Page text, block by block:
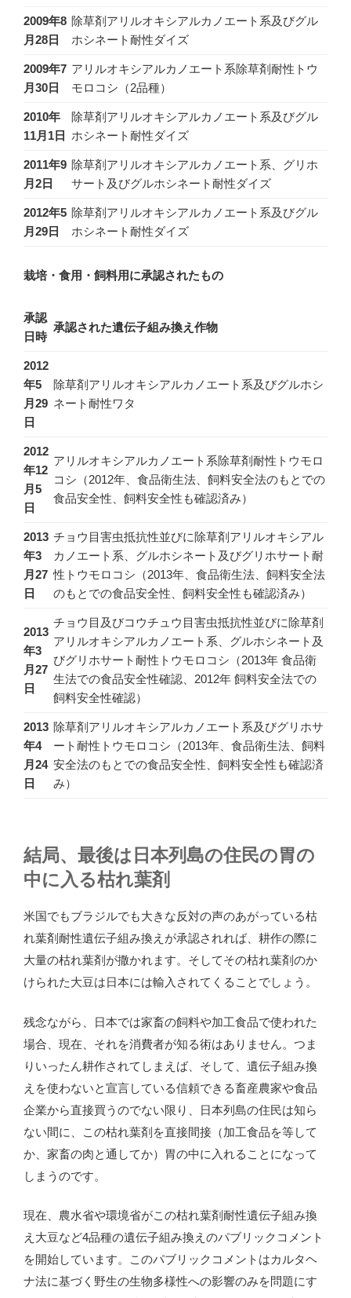
2009年8
月28日
除草剤アリルオキシアルカノエート系及びグル
ホシネート耐性ダイズ
2009年7
月30日
アリルオキシアルカノエート系除草剤耐性トウ
モロコシ（2品種）
2010年
11月1日
除草剤アリルオキシアルカノエート系及びグル
ホシネート耐性ダイズ
2011年9
月2日
除草剤アリルオキシアルカノエート系、グリホ
サート及びグルホシネート耐性ダイズ
2012年5
月29日
除草剤アリルオキシアルカノエート系及びグル
ホシネート耐性ダイズ
栽培・食用・飼料用に承認されたもの
承認
日時
承認された遺伝子組み換え作物
2012
年5
月29
日
除草剤アリルオキシアルカノエート系及びグルホシ
ネート耐性ワタ
2012
年12
月5
日
アリルオキシアルカノエート系除草剤耐性トウモロ
コシ（2012年、食品衛生法、飼料安全法のもとでの
食品安全性、飼料安全性も確認済み）
2013
年3
月27
日
チョウ目害虫抵抗性並びに除草剤アリルオキシアル
カノエート系、グルホシネート及びグリホサート耐
性トウモロコシ（2013年、食品衛生法、飼料安全法
のもとでの食品安全性、飼料安全性も確認済み）
2013
年3
月27
日
チョウ目及びコウチュウ目害虫抵抗性並びに除草剤
アリルオキシアルカノエート系、グルホシネート及
びグリホサート耐性トウモロコシ（2013年 食品衛
生法での食品安全性確認、2012年 飼料安全法での
飼料安全性確認）
2013
年4
月24
日
除草剤アリルオキシアルカノエート系及びグリホサ
ート耐性トウモロコシ（2013年、食品衛生法、飼料
安全法のもとでの食品安全性、飼料安全性も確認済
み）
結局、最後は日本列島の住民の胃の
中に入る枯れ葉剤
米国でもブラジルでも大きな反対の声のあがっている枯
れ葉剤耐性遺伝子組み換えが承認されれば、耕作の際に
大量の枯れ葉剤が撒かれます。そしてその枯れ葉剤のか
けられた大豆は日本には輸入されてくることでしょう。
残念ながら、日本では家畜の飼料や加工食品で使われた
場合、現在、それを消費者が知る術はありません。つま
りいったん耕作されてしまえば、そして、遺伝子組み換
えを使わないと宣言している信頼できる畜産農家や食品
企業から直接買うのでない限り、日本列島の住民は知ら
ない間に、この枯れ葉剤を直接間接（加工食品を等して
か、家畜の肉と通してか）胃の中に入れることになって
しまうのです。
現在、農水省や環境省がこの枯れ葉剤耐性遺伝子組み換
え大豆など4品種の遺伝子組み換えのパブリックコメント
を開始しています。このパブリックコメントはカルタヘ
ナ法に基づく野生の生物多様性への影響のみを問題にす